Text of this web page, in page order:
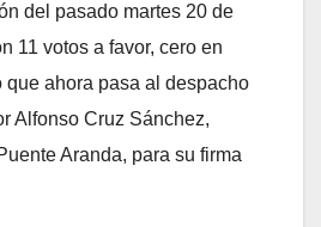
del pasado martes 20 de
11 votos a favor, cero en
que ahora pasa al despacho
Alfonso Cruz Sánchez,
Aranda, para su firma